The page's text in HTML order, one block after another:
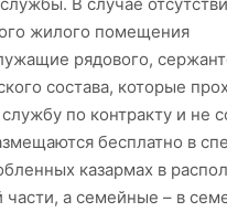
жилого помещения
рядового,
состава, которые
по контракту и не
бесплатно в
казармах в
части, а семейные – в